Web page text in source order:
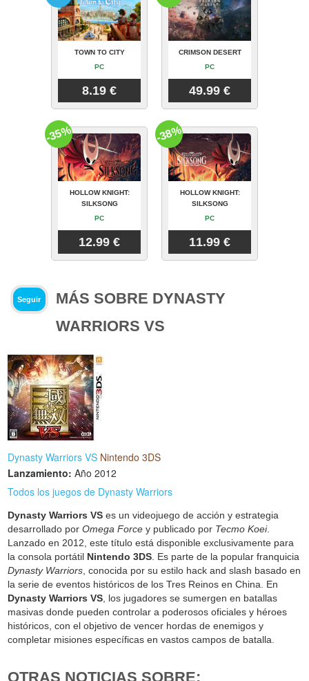
TOWN TO CITY
PC
8.19 €
CRIMSON DESERT
PC
49.99 €
HOLLOW KNIGHT:
SILKSONG
PC
12.99 €
-35%
HOLLOW KNIGHT:
SILKSONG
PC
11.99 €
-38%
Seguir
MÁS SOBRE DYNASTY
WARRIORS VS
Dynasty Warriors VS Nintendo 3DS
Lanzamiento: Año 2012
Todos los juegos de Dynasty Warriors
Dynasty Warriors VS es un videojuego de acción y estrategia
desarrollado porOmega Force y publicado por Tecmo Koei.
Lanzado en 2012, este título está disponible exclusivamente para
la consola portátil Nintendo 3DS. Es parte de la popular franquicia
Dynasty Warriors, conocida por su estilo hack and slash basado en
la serie de eventos históricos de los Tres Reinos en China. En
Dynasty Warriors VS, los jugadores se sumergen en batallas
masivas donde pueden controlar a poderosos oficiales y héroes
históricos, con el objetivo de vencer hordas de enemigos y
completar misiones específicas en vastos campos de batalla.
OTRAS NOTICIAS SOBRE: